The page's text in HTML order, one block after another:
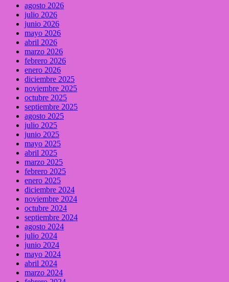
agosto 2026
julio 2026
junio 2026
mayo 2026
abril 2026
marzo 2026
febrero 2026
enero 2026
diciembre 2025
noviembre 2025
octubre 2025
septiembre 2025
agosto 2025
julio 2025
junio 2025
mayo 2025
abril 2025
marzo 2025
febrero 2025
enero 2025
diciembre 2024
noviembre 2024
octubre 2024
septiembre 2024
agosto 2024
julio 2024
junio 2024
mayo 2024
abril 2024
marzo 2024